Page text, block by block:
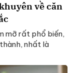
về căn
mỡ rất phổ biến,
nhất là